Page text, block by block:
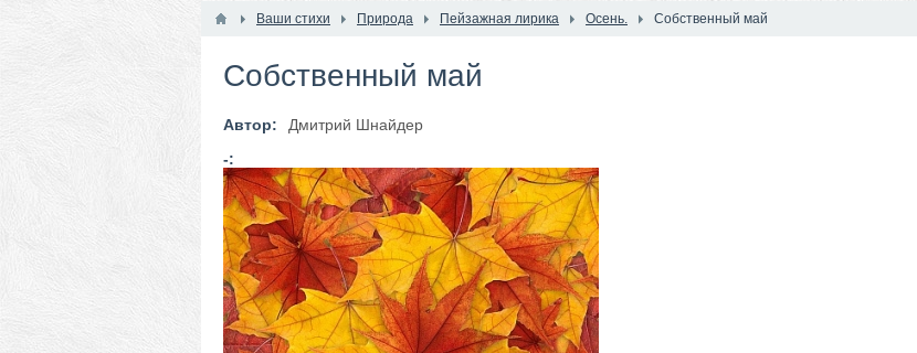
Ваши стихи Природа Пейзажная лирика Осень. Собственный май
Собственный май
Автор:
Дмитрий Шнайдер
-: